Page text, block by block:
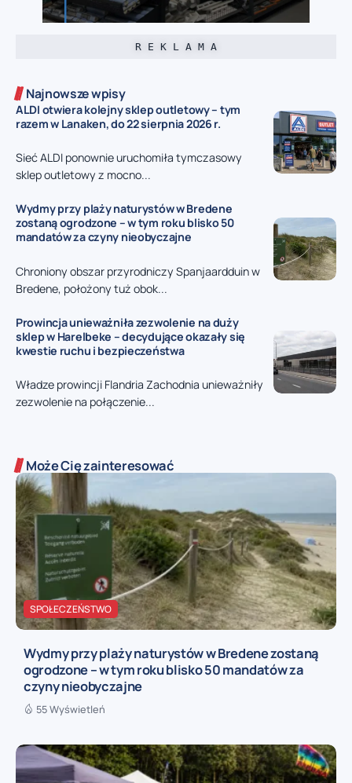
R E K L A M A
Najnowsze wpisy
ALDI otwiera kolejny sklep outletowy – tym
razem w Lanaken, do 22 sierpnia 2026 r.
Sieć ALDI ponownie uruchomiła tymczasowy
sklep outletowy z mocno...
Wydmy przy plaży naturystów w Bredene
zostaną ogrodzone – w tym roku blisko 50
mandatów za czyny nieobyczajne
Chroniony obszar przyrodniczy Spanjaardduin w
Bredene, położony tuż obok...
Prowincja unieważniła zezwolenie na duży
sklep w Harelbeke – decydujące okazały się
kwestie ruchu i bezpieczeństwa
Władze prowincji Flandria Zachodnia unieważniły
zezwolenie na połączenie...
Może Cię zainteresować
SPOŁECZEŃSTWO
Wydmy przy plaży naturystów w Bredene zostaną
ogrodzone – w tym roku blisko 50 mandatów za
czyny nieobyczajne
55 Wyświetleń